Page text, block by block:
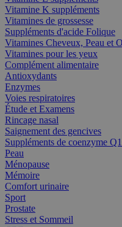
Vitamine K suppléments
Vitamines de grossesse
Suppléments d'acide Folique
Vitamines Cheveux, Peau et
Vitamines pour les yeux
Complément alimentaire
Antioxydants
Enzymes
Voies respiratoires
Étude et Examens
Rincage nasal
Saignement des gencives
Suppléments de coenzyme
Peau
Ménopause
Mémoire
Comfort urinaire
Sport
Prostate
Stress et Sommeil